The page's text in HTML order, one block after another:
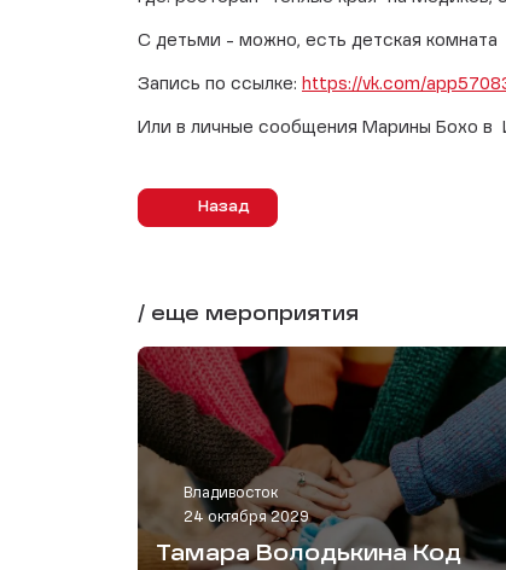
С детьми - можно, есть детская комната
Запись по ссылке: https://vk.com/
Или в личные сообщения Марины Бохо в
Назад
/ еще мероприятия
Владивосток
24 октября 2029
Тамара Володькина Код